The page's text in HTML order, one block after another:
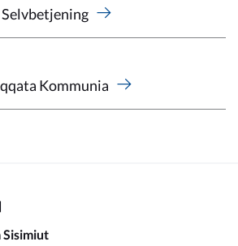
Selvbetjening
Kommunia
Sisimiut